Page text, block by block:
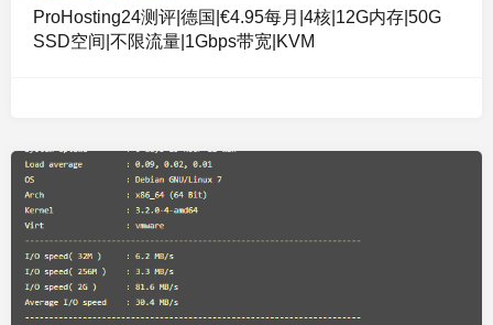
ProHosting24测评|德国|€4.95每月|4核|12G内存|50G
SSD空间|不限流量|1Gbps带宽|KVM